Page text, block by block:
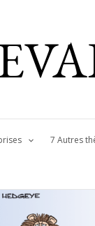
7 Autres